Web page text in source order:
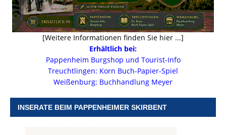
[Weitere Informationen finden Sie hier ...]
Erhältlich bei:
Pappenheim Burgshop und Tourist-Info
Treuchtlingen: Korn Buch-Papier-Spiel
Weißenburg: Buchhandlung Meyer
INSERATE BEIM PAPPENHEIMER SKIRBENT